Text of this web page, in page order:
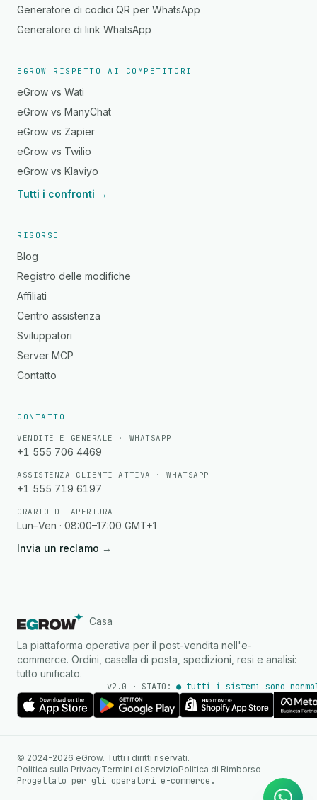
Generatore di codici QR per WhatsApp
Generatore di link WhatsApp
EGROW RISPETTO AI COMPETITORI
eGrow vs Wati
eGrow vs ManyChat
eGrow vs Zapier
eGrow vs Twilio
eGrow vs Klaviyo
Tutti i confronti →
RISORSE
Blog
Registro delle modifiche
Affiliati
Centro assistenza
Sviluppatori
Server MCP
Contatto
CONTATTO
VENDITE E GENERALE · WHATSAPP
+1 555 706 4469
ASSISTENZA CLIENTI ATTIVA · WHATSAPP
+1 555 719 6197
ORARIO DI APERTURA
Lun–Ven · 08:00–17:00 GMT+1
Invia un reclamo →
Casa
La piattaforma operativa per il post-vendita nell'e-
commerce. Ordini, casella di posta, spedizioni, resi e analisi:
tutto unificato.
v2.0 · STATO: ● tutti i sistemi sono
© 2024-2026 eGrow. Tutti i diritti riservati.
Politica sulla PrivacyTermini di ServizioPolitica di Rimborso
Progettato per gli operatori e-commerce.
WhatsApp